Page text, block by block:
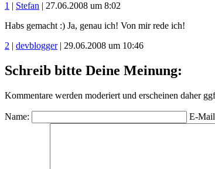
1 | Stefan | 27.06.2008 um 8:02
Habs gemacht :) Ja, genau ich! Von mir rede ich!
2 | devblogger| 29.06.2008 um 10:46
Schreib bitte Deine Meinung:
Kommentare werden moderiert und erscheinen daher
Name: E-